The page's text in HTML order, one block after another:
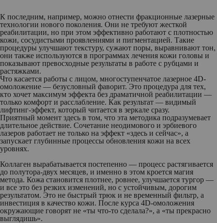
К последним, например, можно отнести фракционные лазерные
технологии нового поколения. Они не требуют жесткой
реабилитации, но при этом эффективно работают с плотностью
кожи, сосудистыми проявлениями и пигментацией. Такие
процедуры улучшают текстуру, сужают поры, выравнивают тон,
они также используются в программах лечения кожи головы и
показывают превосходные результаты в работе с рубцами и
растяжками.
Что касается работы с лицом, многоступенчатое лазерное 4D-
омоложение — безусловный фаворит. Это процедура для тех,
кто хочет максимум эффекта без драматичной реабилитации —
только комфорт и расслабление. Как результат — видимый
лифтинг-эффект, который читается в зеркале сразу.
Приятный момент здесь в том, что эта методика подразумевает
длительное действие. Сочетание неодимового и эрбиевого
лазеров работает не только на эффект «здесь и сейчас», а
запускает глубинные процессы обновления кожи на всех
уровнях.
Коллаген вырабатывается постепенно — процесс растягивается
до полутора-двух месяцев, и именно в этом кроется магия
метода. Кожа становится плотнее, ровнее, улучшается тургор —
и все это без резких изменений, но с устойчивым, дорогим
результатом. Это не быстрый трюк и не временный фильтр, а
инвестиция в качество кожи. После курса 4D-омоложения
окружающие говорят не «ты что-то сделала?», а «ты прекрасно
выглядишь».